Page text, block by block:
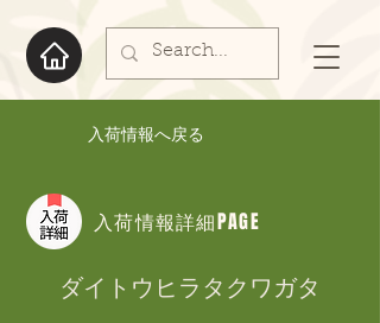
入荷情報へ戻る
入荷情報詳細PAGE
ダイトウヒラタクワガタ